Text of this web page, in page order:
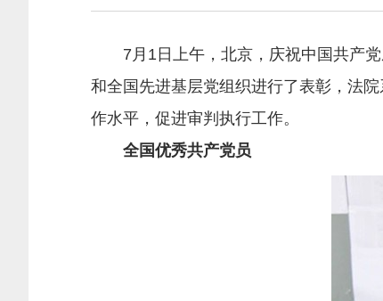
7月1日上午，北京，庆祝中国共产党
和全国先进基层党组织进行了表彰，法
作水平，促进审判执行工作。
全国优秀共产党员